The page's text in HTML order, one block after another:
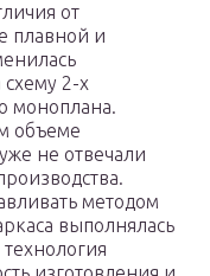
от
плавной и
2-х
моноплана.
объеме
не отвечали
методом
выполнялась